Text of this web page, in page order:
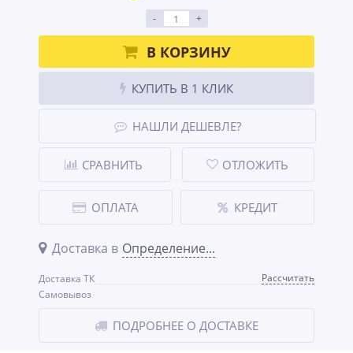
-
+
В КОРЗИНУ
КУПИТЬ В 1 КЛИК
НАШЛИ ДЕШЕВЛЕ?
СРАВНИТЬ ОТЛОЖИТЬ
ОПЛАТА КРЕДИТ
Доставка в Определение...
Доставка ТК
Рассчитать
Самовывоз
ПОДРОБНЕЕ О ДОСТАВКЕ